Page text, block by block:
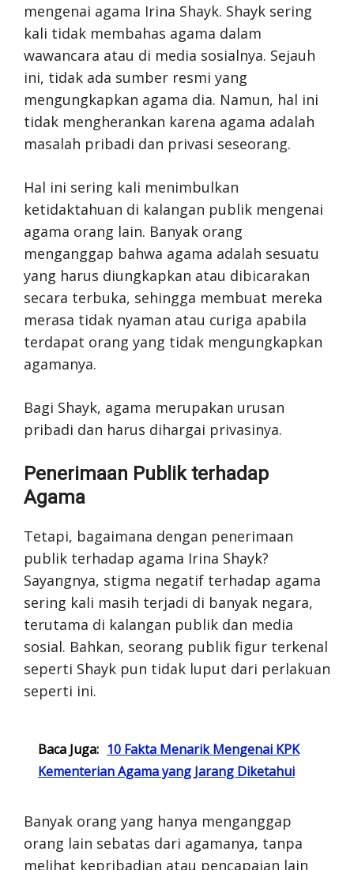
mengenai agama Irina Shayk. Shayk sering
kali tidak membahas agama dalam
wawancara atau di media sosialnya. Sejauh
ini, tidak ada sumber resmi yang
mengungkapkan agama dia. Namun, hal ini
tidak mengherankan karena agama adalah
masalah pribadi dan privasi seseorang.
Hal ini sering kali menimbulkan
ketidaktahuan di kalangan publik mengenai
agama orang lain. Banyak orang
menganggap bahwa agama adalah sesuatu
yang harus diungkapkan atau dibicarakan
secara terbuka, sehingga membuat mereka
merasa tidak nyaman atau curiga apabila
terdapat orang yang tidak mengungkapkan
agamanya.
Bagi Shayk, agama merupakan urusan
pribadi dan harus dihargai privasinya.
Penerimaan Publik terhadap
Agama
Tetapi, bagaimana dengan penerimaan
publik terhadap agama Irina Shayk?
Sayangnya, stigma negatif terhadap agama
sering kali masih terjadi di banyak negara,
terutama di kalangan publik dan media
sosial. Bahkan, seorang publik figur terkenal
seperti Shayk pun tidak luput dari perlakuan
seperti ini.
Baca Juga: 10 Fakta Menarik Mengenai KPK
Kementerian Agama yang Jarang Diketahui
Banyak orang yang hanya menganggap
orang lain sebatas dari agamanya, tanpa
melihat kepribadian atau pencapaian lain